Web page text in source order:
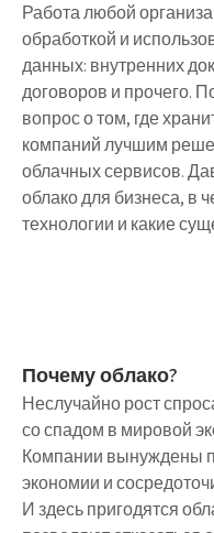
Работа любой
обработкой и
данных: внутренних
договоров и прочего.
вопрос о том, где
компаний лучшим
облачных сервисов.
облако для бизнеса, в
технологии и какие
Почему облако?
Неслучайно рост
со спадом в мировой
Компании вынуждены
экономии и
И здесь пригодятся